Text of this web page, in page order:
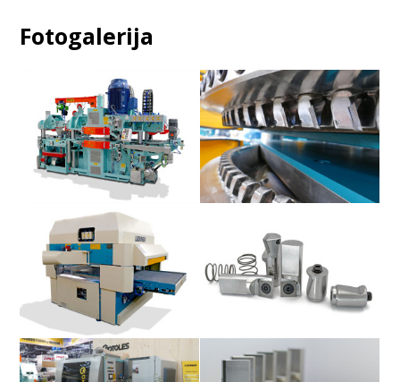
Fotogalerija
Rotoles 300 KS-200
Rotoles 1300-D Rotoles orodja